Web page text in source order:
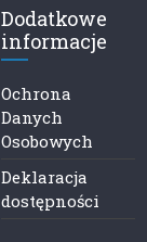
Dodatkowe
informacje
Ochrona
Danych
Osobowych
Deklaracja
dostępności